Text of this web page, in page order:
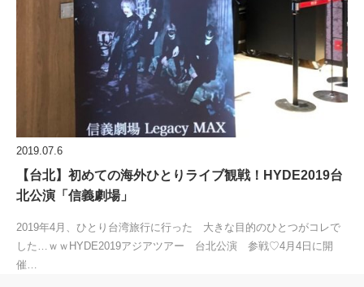
2019.07.6
【台北】初めての海外ひとりライブ観戦！HYDE2019台
北公演「信義劇場」
2019年4月、ひとり台湾旅行に行った 大きな目的のひとつがコレで
した…ｗｗHYDE2019アジアツアー 台北公演 参戦♡4月4日に開
催…